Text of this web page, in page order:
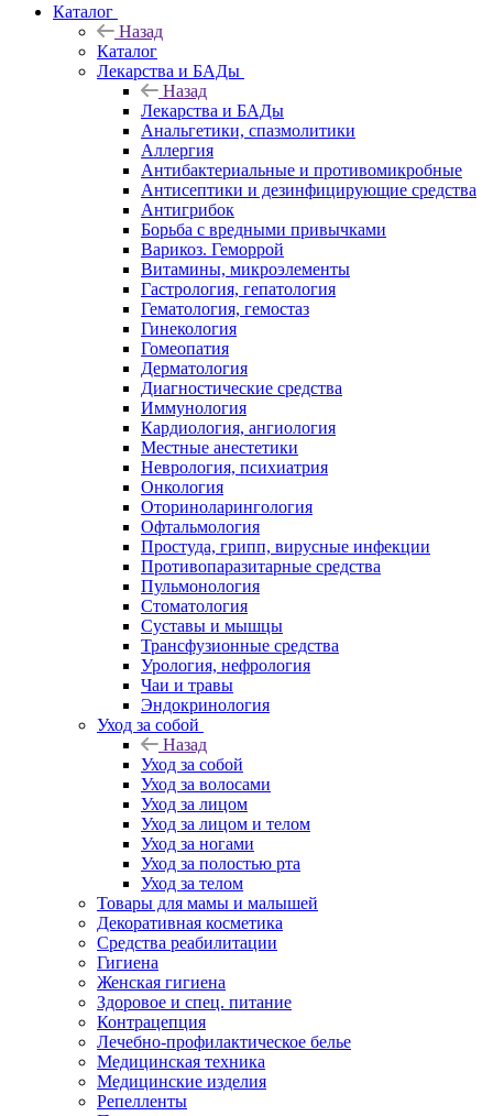
Каталог
Назад
Каталог
Лекарства и БАДы
Назад
Лекарства и БАДы
Анальгетики, спазмолитики
Аллергия
Антибактериальные и противомикробные
Антисептики и дезинфицирующие средства
Антигрибок
Борьба с вредными привычками
Варикоз. Геморрой
Витамины, микроэлементы
Гастрология, гепатология
Гематология, гемостаз
Гинекология
Гомеопатия
Дерматология
Диагностические средства
Иммунология
Кардиология, ангиология
Местные анестетики
Неврология, психиатрия
Онкология
Оториноларингология
Офтальмология
Простуда, грипп, вирусные инфекции
Противопаразитарные средства
Пульмонология
Стоматология
Суставы и мышцы
Трансфузионные средства
Урология, нефрология
Чаи и травы
Эндокринология
Уход за собой
Назад
Уход за собой
Уход за волосами
Уход за лицом
Уход за лицом и телом
Уход за ногами
Уход за полостью рта
Уход за телом
Товары для мамы и малышей
Декоративная косметика
Средства реабилитации
Гигиена
Женская гигиена
Здоровое и спец. питание
Контрацепция
Лечебно-профилактическое белье
Медицинская техника
Медицинские изделия
Репелленты